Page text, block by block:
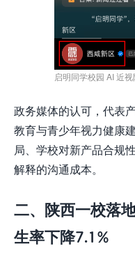
启明同学校园 AI 近
政务媒体的认可，代表
教育与青少年视力健康
局、学校对新产品合规
解释的沟通成本。
二、陕西一校落
生率下降7.1%